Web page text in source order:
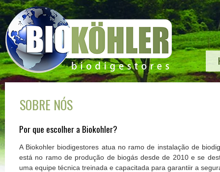
SOBRE NÓS
Por que escolher a Biokohler?
A Biokohler biodigestores atua no ramo de instalação de
está no ramo de produção de biogás desde de 2010 e se
uma equipe técnica treinada e capacitada para garantiir a